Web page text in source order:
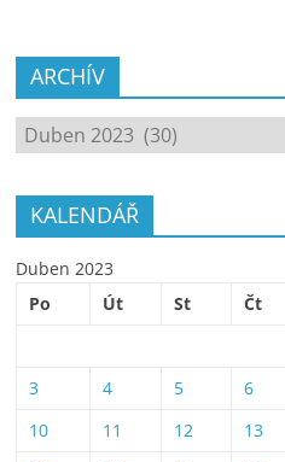
ARCHÍV
ARCHÍV
KALENDÁŘ
Duben 2023
Po
Út St Čt
3
4 5 6
10
11 12 13